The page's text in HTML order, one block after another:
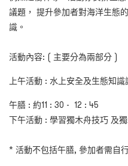
議題， 提升參加者對海洋生態
識。
活動內容: ( 主要分為兩部分 )
上午活動 : 水上安全及生態知識
午膳 : 約11 : 30 - 12 : 45
下午活動 : 學習獨木舟技巧 及
* 活動不包括午膳, 參加者需自